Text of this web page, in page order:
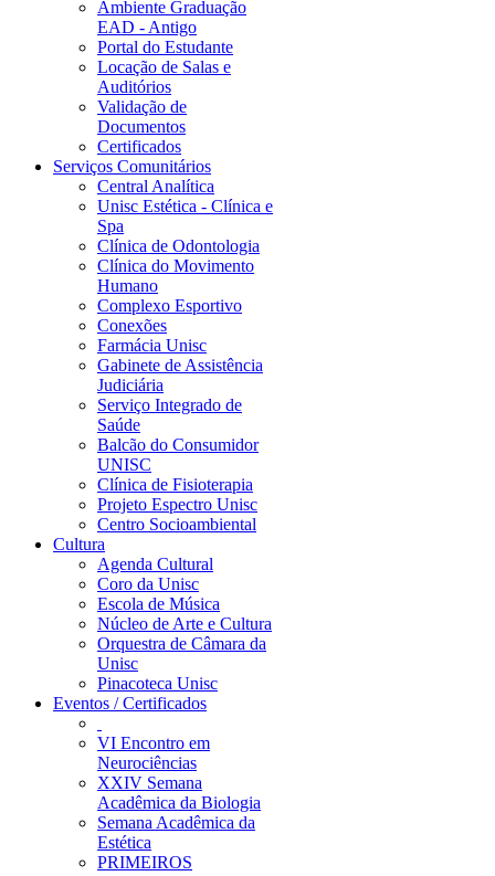
Ambiente Graduação
EAD - Antigo
Portal do Estudante
Locação de Salas e
Auditórios
Validação de
Documentos
Certificados
Serviços Comunitários
Central Analítica
Unisc Estética - Clínica e
Spa
Clínica de Odontologia
Clínica do Movimento
Humano
Complexo Esportivo
Conexões
Farmácia Unisc
Gabinete de Assistência
Judiciária
Serviço Integrado de
Saúde
Balcão do Consumidor
UNISC
Clínica de Fisioterapia
Projeto Espectro Unisc
Centro Socioambiental
Cultura
Agenda Cultural
Coro da Unisc
Escola de Música
Núcleo de Arte e Cultura
Orquestra de Câmara da
Unisc
Pinacoteca Unisc
Eventos / Certificados
VI Encontro em
Neurociências
XXIV Semana
Acadêmica da Biologia
Semana Acadêmica da
Estética
PRIMEIROS